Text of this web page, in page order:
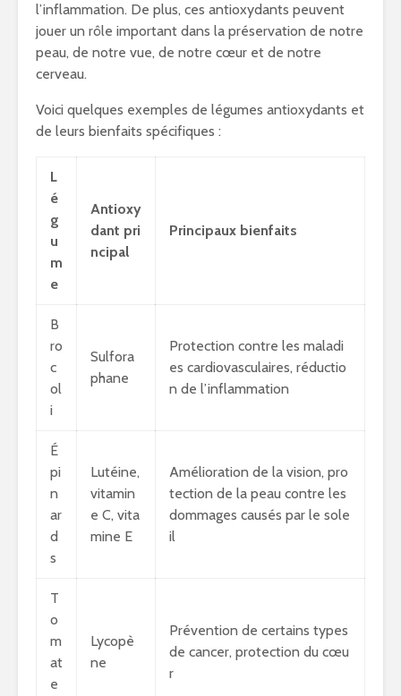
l’inflammation. De plus, ces antioxydants peuvent
jouer un rôle important dans la préservation de notre
peau, de notre vue, de notre cœur et de notre
cerveau.
Voici quelques exemples de légumes antioxydants et
de leurs bienfaits spécifiques :
L
é
g
u
m
e
Antioxy
dant pri
ncipal
Principaux bienfaits
B
ro
c
ol
i
Sulfora
phane
Protection contre les maladi
es cardiovasculaires, réductio
n de l’inflammation
É
pi
n
ar
d
s
Lutéine,
vitamin
e C, vita
mine E
Amélioration de la vision, pro
tection de la peau contre les
dommages causés par le sole
il
T
o
m
at
e
Lycopè
ne
Prévention de certains types
de cancer, protection du cœu
r